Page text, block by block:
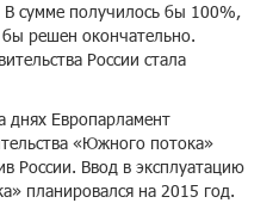
сумме получилось бы 100%,
решен окончательно.
России стала
днях Европарламент
«Южного потока»
России. Ввод в эксплуатацию
планировался на 2015 год.